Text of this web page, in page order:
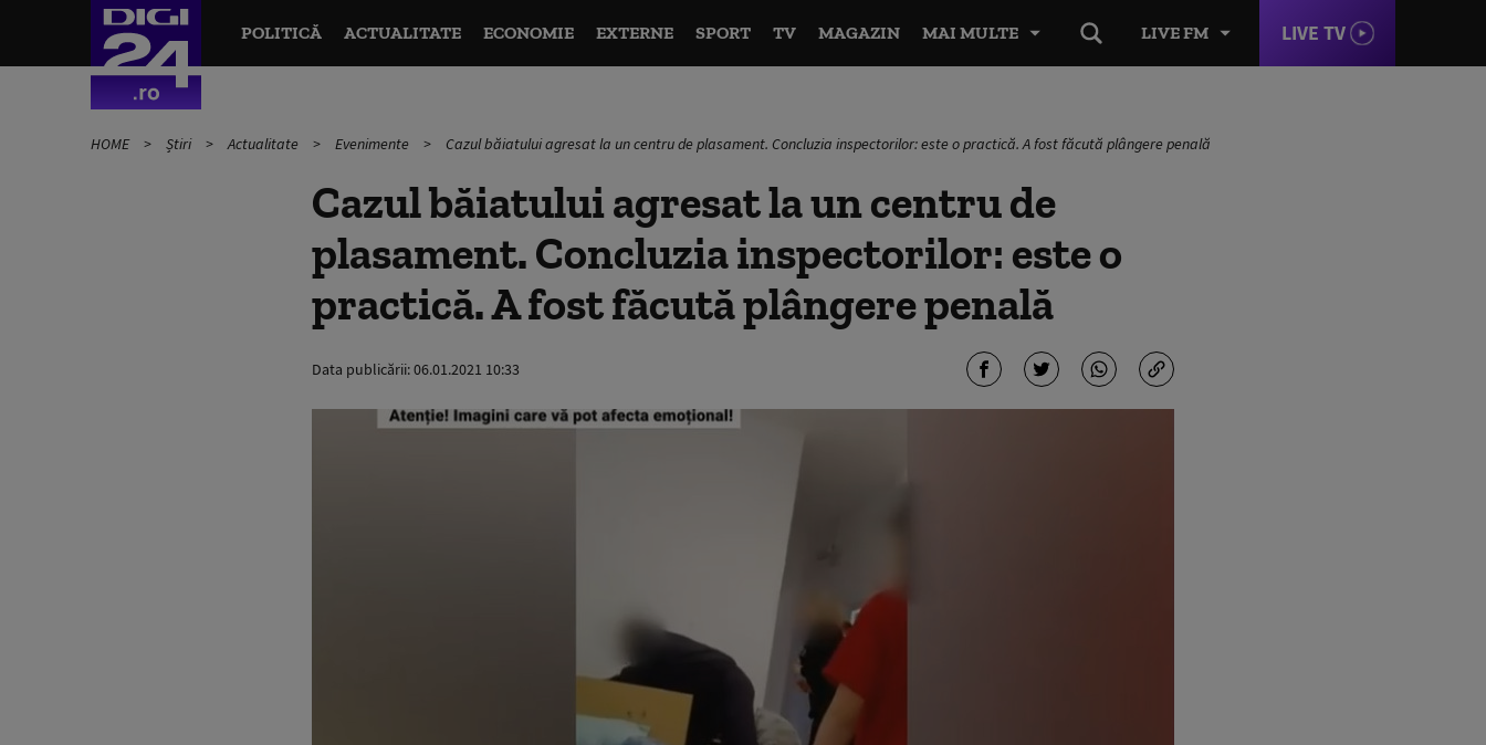
LIVE FM LIVE TV
POLITICĂ ACTUALITATE ECONOMIE EXTERNE SPORT TV MAGAZIN MAI MULTE
HOME Știri Actualitate Evenimente Cazul băiatului agresat la un centru de plasament. Concluzia inspectorilor: este o practică. A fost făcută plângere penală
Cazul băiatului agresat la un centru de
plasament. Concluzia inspectorilor: este o
practică. A fost făcută plângere penală
Data publicării:06.01.2021 10:33